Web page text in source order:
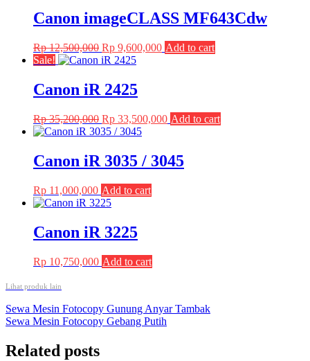
Canon imageCLASS MF643Cdw
Rp12,500,000 Original
price
Rp 12,500,000.
Rp 9,600,000Current
Add to cart
Sale!
Canon iR 2425
Rp35,200,000 Original
price
Rp 35,200,000.
Rp 33,500,000Current
Rp 33,500,000.
Add to cart
Canon iR 3035 / 3045
Rp 11,000,000 Add to cart
Canon iR 3225
Rp 10,750,000 Add to cart
Lihat produk lain
Post
navigation
Sewa Mesin Fotocopy Gunung Anyar Tambak
Sewa Mesin Fotocopy Gebang Putih
Related posts